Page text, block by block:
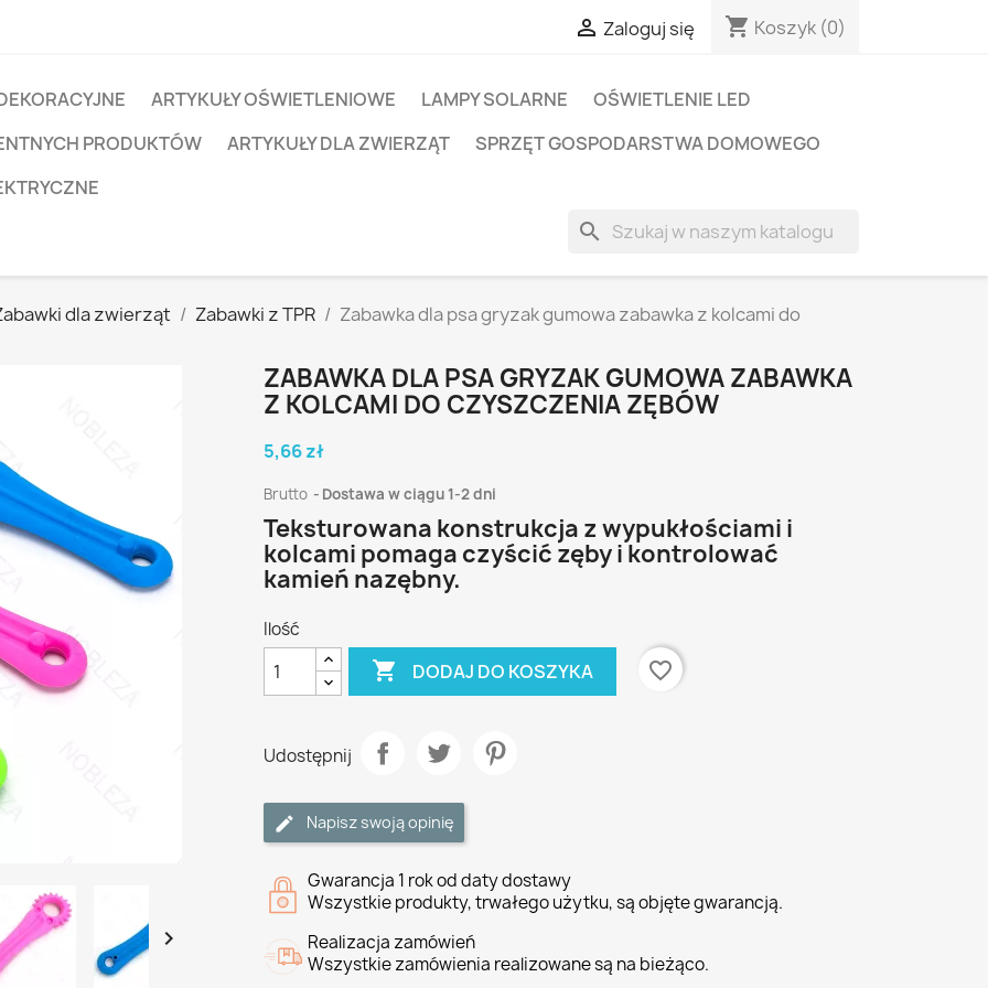
 Zaloguj się shopping_cart Koszyk (0)
ARTYKUŁY OŚWIETLENIOWE LAMPY SOLARNE
OŚWIETLENIE LED
PRODUKTÓW
ARTYKUŁY DLA ZWIERZĄT
SPRZĘT GOSPODARSTWA DOMOWEGO
search
dla zwierząt Zabawki z TPR Zabawka dla psa gryzak gumowa zabawka z kolcami do

ZABAWKA DLA PSA GRYZAK GUMOWA ZABAWKA
Z KOLCAMI DO CZYSZCZENIA ZĘBÓW
5,66 zł
Brutto Dostawa w ciągu 1-2 dni
Teksturowana konstrukcja z wypukłościami i
kolcami pomaga czyścić zęby i kontrolować
kamień nazębny.
Ilość
 DODAJ DO KOSZYKA favorite_border
Udostępnij
Napisz swoją opinię
Gwarancja 1 rok od daty dostawy
Wszystkie produkty, trwałego użytku, są objęte gwarancją.
Realizacja zamówień
Wszystkie zamówienia realizowane są na bieżąco.